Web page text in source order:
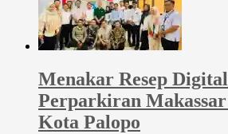
Menakar Resep
Perparkiran
Kota Palopo